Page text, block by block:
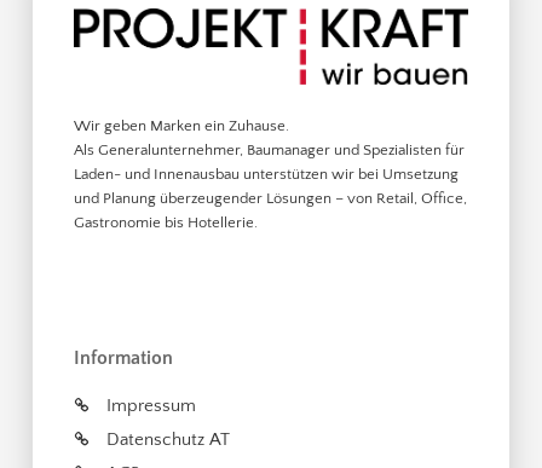
Wir geben Marken ein Zuhause.
Als Generalunternehmer, Baumanager und Spezialisten für
Laden- und Innenausbau unterstützen wir bei Umsetzung
und Planung überzeugender Lösungen – von Retail, Office,
Gastronomie bis Hotellerie.
Information
Impressum
Datenschutz AT